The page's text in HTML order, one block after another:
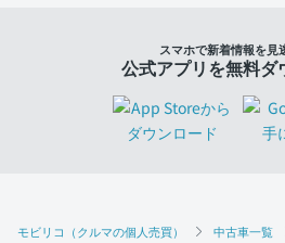
モビリコ（クルマの個人売買） 中古車一覧
スマホで新着情報を見
公式アプリを無料ダ